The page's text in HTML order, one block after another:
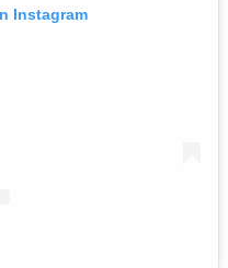
Instagram